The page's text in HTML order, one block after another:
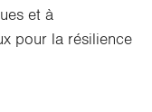
et à
pour la résilience